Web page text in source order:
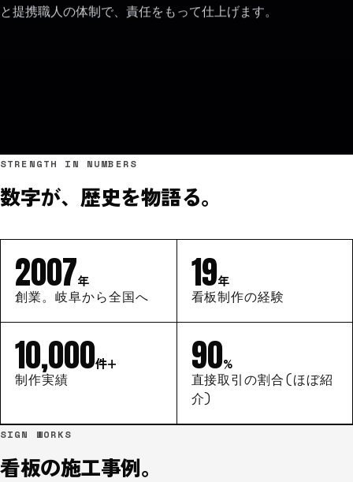
と提携職人の体制で、責任をもって仕上げます。
STRENGTH IN NUMBERS
数字が、歴史を物語る。
2007年
創業。岐阜から全国へ
19年
看板制作の経験
10,000件+
制作実績
90%
直接取引の割合(ほぼ紹
介)
SIGN WORKS
看板の施工事例。